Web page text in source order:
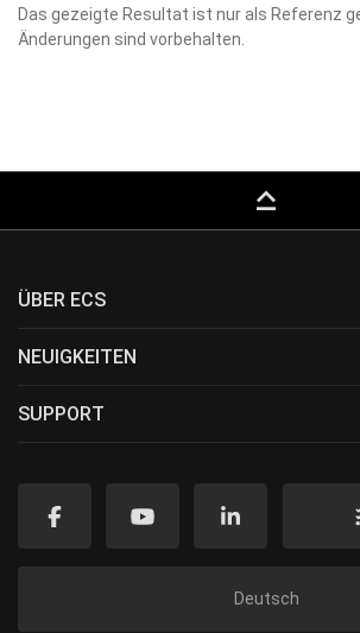
Das gezeigte Resultat ist nur als Referenz
Änderungen sind vorbehalten.
keyboard_capslock
ÜBER ECS
NEUIGKEITEN
SUPPORT
Deutsch